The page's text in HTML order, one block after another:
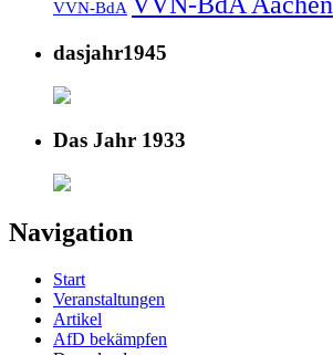
VVN-BdA
dasjahr1945
Das Jahr 1933
Navigation
Start
Veranstaltungen
Artikel
AfD bekämpfen